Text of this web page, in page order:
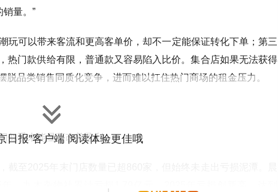
量。”
玩可以带来客流和更高客单价，却不一定能保证转化下单；第三
热门款供给有限，普通款又容易陷入比价。集合店如果无法获得
品类销售同质化竞争，进而难以扛住热门商场的租金压力。
似乎未能显著改善盈利。
日报”客户端 阅读体验更佳哦